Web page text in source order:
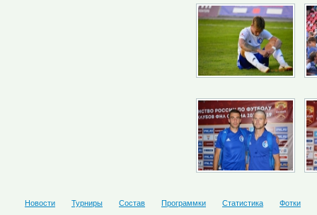
Новости Турниры Состав Программки Статистика Фотки